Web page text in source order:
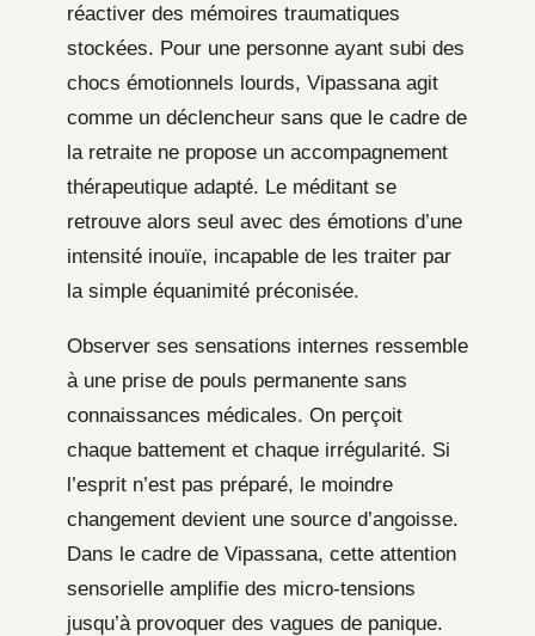
réactiver des mémoires traumatiques
stockées. Pour une personne ayant subi des
chocs émotionnels lourds, Vipassana agit
comme un déclencheur sans que le cadre de
la retraite ne propose un accompagnement
thérapeutique adapté. Le méditant se
retrouve alors seul avec des émotions d’une
intensité inouïe, incapable de les traiter par
la simple équanimité préconisée.
Observer ses sensations internes ressemble
à une prise de pouls permanente sans
connaissances médicales. On perçoit
chaque battement et chaque irrégularité. Si
l’esprit n’est pas préparé, le moindre
changement devient une source d’angoisse.
Dans le cadre de Vipassana, cette attention
sensorielle amplifie des micro-tensions
jusqu’à provoquer des vagues de panique.